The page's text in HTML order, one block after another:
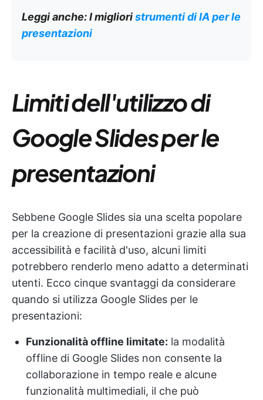
Leggi anche: I miglioristrumenti di IA per le
presentazioni
Limiti dell'utilizzo di
Google Slides per le
presentazioni
Sebbene Google Slides sia una scelta popolare
per la creazione di presentazioni grazie alla sua
accessibilità e facilità d'uso, alcuni limiti
potrebbero renderlo meno adatto a determinati
utenti. Ecco cinque svantaggi da considerare
quando si utilizza Google Slides per le
presentazioni:
Funzionalità offline limitate: la modalità
offline di Google Slides non consente la
collaborazione in tempo reale e alcune
funzionalità multimediali, il che può